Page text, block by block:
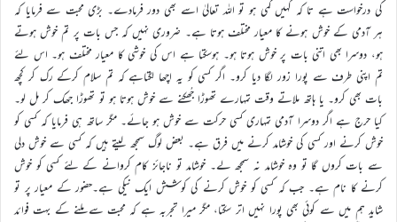
کی درخواست ہے تا کہ کہیں کمی ہو تو اللہ تعالیٰ اسے بھی دور فرمادے۔ بڑی محبت سے فرمایا کہ
ہر آدمی کے خوش ہونے کا معیار مختلف ہوتا ہے۔ ضروری نہیں کہ جس بات پر تم خوش ہوتے
ہو، دوسرا بھی اتنی بات پر خوش ہوتا ہو۔ ہوسکتا ہے اس کی خوشی کا معیار مختلف ہو۔ اس لئے
تم اپنی طرف سے پورا زور لگا دیا کرو۔ اگر کسی کو یہ اچھا لگتاہے کہ تم سلام کرکے رک کر کچھ
بات بھی کرو۔ یا ہاتھ ملاتے وقت تمہارے تھوڑا جُھکنے سے خوش ہوتا ہو تو تھوڑا جھک کر مل لو۔
کیا حرج ہے اگر دوسرا آدمی تمہاری کسی حرکت سے خوش ہو جائے۔ مگر ساتھ ہی فرمایا کہ کسی کو
خوش کرنے اور کسی کی خوشامد کرنے میں فرق ہے۔ بعض لوگ سمجھ لیتے ہیں کہ کسی سے خوش دلی
سے بات کروں گا تو وہ خوشامد نہ سمجھ لے۔ خوشامد تو ناجائز کام کروانے کے لئے کسی کو خوش
کرنے کا نام ہے۔ جب کہ کسی کو خوش کرنے کی کوشش ایک نیکی ہے۔حضور کے معیار پر تو
شاید ہم میں سے کوئی بھی پورا نہیں اتر سکتا، مگر میرا تجربہ ہے کہ محبت سے ملنے کے بہت فوائد